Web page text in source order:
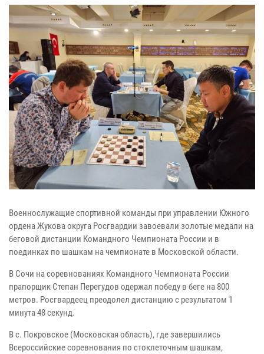
Военнослужащие спортивной команды при управлении Южного
ордена Жукова округа Росгвардии завоевали золотые медали на
беговой дистанции Командного Чемпионата России и в
поединках по шашкам на чемпионате в Московской области.
В Сочи на соревнованиях Командного Чемпионата России
прапорщик Степан Перегудов одержал победу в беге на 800
метров. Росгвардеец преодолел дистанцию с результатом 1
минута 48 секунд.
В с. Покровское (Московская область), где завершились
Всероссийские соревнования по стоклеточным шашкам,